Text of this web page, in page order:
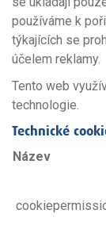
používáme k
týkajících se
účelem reklamy.
Tento web
technologie.
Technické
Název